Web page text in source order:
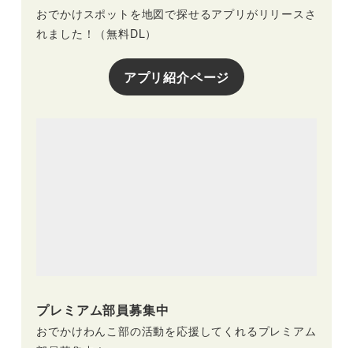
おでかけスポットを地図で探せるアプリがリリースさ
れました！（無料DL）
アプリ紹介ページ
プレミアム部員募集中
おでかけわんこ部の活動を応援してくれるプレミアム